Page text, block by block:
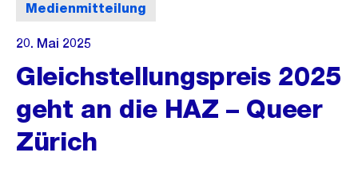
Medienmitteilung
20. Mai 2025
Gleichstellungspreis 2025
geht an die HAZ – Queer
Zürich